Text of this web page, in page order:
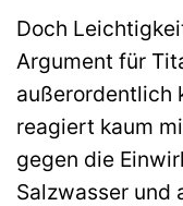
Doch
Argument für
außerordentlich
reagiert kaum
gegen die
Salzwasser und